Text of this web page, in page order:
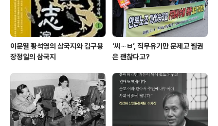
청년실업 해결에 가장 도움을 줄 후..
이문열 황석영의 삼국지와 김구용
장정일의 삼국지
‘씨∼ㅂ’, 직무유기만 문제고 월권
은 괜찮다고?